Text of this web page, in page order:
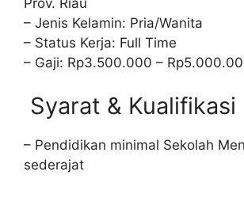
– Jenis Kelamin: Pria/Wanita
– Status Kerja: Full Time
– Gaji: Rp3.500.000 –
Syarat & Kualifikasi
– Pendidikan minimal Sekolah
sederajat